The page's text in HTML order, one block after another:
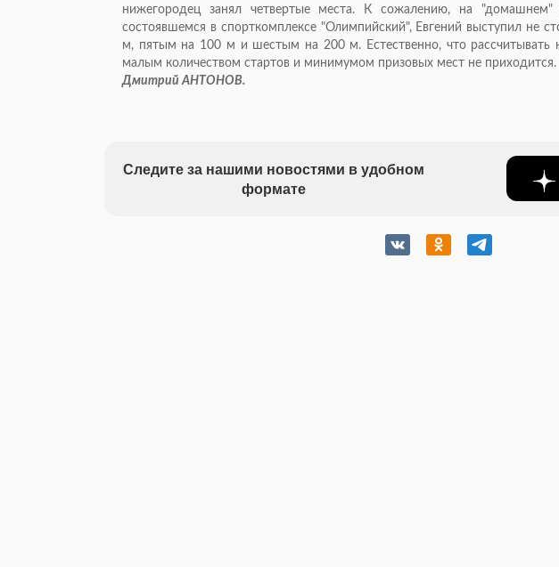
нижегородец занял четвертые места. К сожалению, на "домашнем"
состоявшемся в спорткомплексе "Олимпийский", Евгений выступил не
м, пятым на 100 м и шестым на 200 м. Естественно, что рассчитывать
малым количеством стартов и минимумом призовых мест не приходится.
Дмитрий АНТОНОВ.
Следите за нашими новостями в удобном
формате